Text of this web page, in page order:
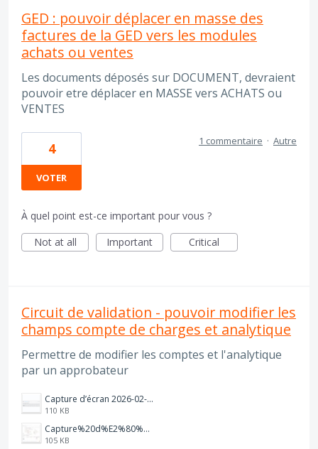
GED : pouvoir déplacer en masse des
factures de la GED vers les modules
achats ou ventes
Les documents déposés sur DOCUMENT, devraient
pouvoir etre déplacer en MASSE vers ACHATS ou
VENTES
4
VOTER
1 commentaire · Autre
À quel point est-ce important pour vous ?
Not at all
Important Critical
Circuit de validation - pouvoir modifier les
champs compte de charges et analytique
Permettre de modifier les comptes et l'analytique
par un approbateur
Capture d’écran 2026-02-13 à 12.53.23.png
110 KB
Capture%20d%E2%80%99%C3%A9cran%202025-08-20%20085123.jpg
105 KB